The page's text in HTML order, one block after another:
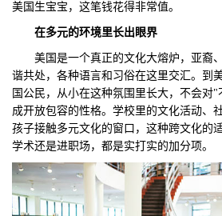
美国生宝宝，这笔钱花得非常值。
在多元的环境里长出眼界
美国是一个真正的文化大熔炉，亚裔、
谐共处，各种语言和习俗在这里交汇。到
国公民，从小在这种氛围里长大，不会对
成开放包容的性格。学校里的文化活动、
孩子接触多元文化的窗口，这种跨文化的
学术还是进职场，都是实打实的加分项。